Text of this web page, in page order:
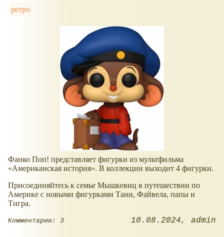
ретро
Фанко Поп! представляет фигурки из мультфильма
Американская история . В коллекции выходит 4 фигурки.
Присоединяйтесь к семье Мышкевиц в путешествии по
Америке с новыми фигурками Тани, Файвела, папы и
Тигра.
Комментарии: 3 10.08.2024 admin